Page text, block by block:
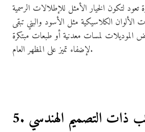
تعود لتكون الخيار الأمثل للإطلالات الرسمية
الألوان الكلاسيكية مثل الأسود والبني تبقى
الموديلات لمسات معدنية أو طبعات مبتكرة
لإضفاء تميز على المظهر العام.
ذات التصميم الهندسي